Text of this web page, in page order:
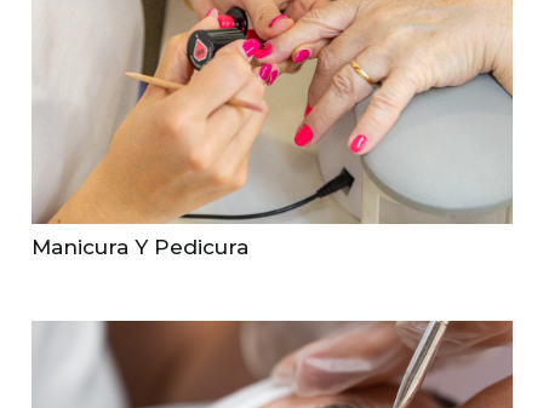
Manicura Y Pedicura